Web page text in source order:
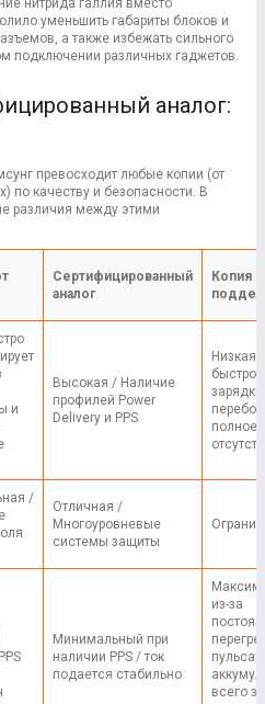
нитрида галлия вместо
уменьшить габариты блоков и
а также избежать сильного
подключении различных гаджетов.
аналог:
превосходит любые копии (от
по качеству и безопасности. В
различия между этими
Сертифицированный
аналог
Копия
и
Высокая / Наличие
профилей Power
Delivery и PPS
Низкая
быстрой
зарядки
полное
/
Отличная /
Многоуровневые
системы защиты
Минимальный при
наличии PPS / ток
подается стабильно
из-за
всего